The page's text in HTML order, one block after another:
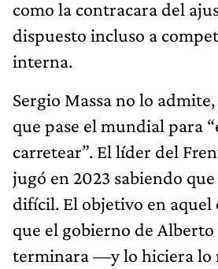
como la contracara del
dispuesto incluso a
interna.
Sergio Massa no lo
que pase el mundial para
carretear”. El líder del
jugó en 2023 sabiendo
difícil. El objetivo en aquel
que el gobierno de
terminara —y lo hiciera lo